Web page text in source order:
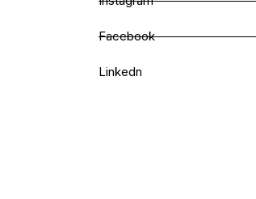
Facebook
Linkedn